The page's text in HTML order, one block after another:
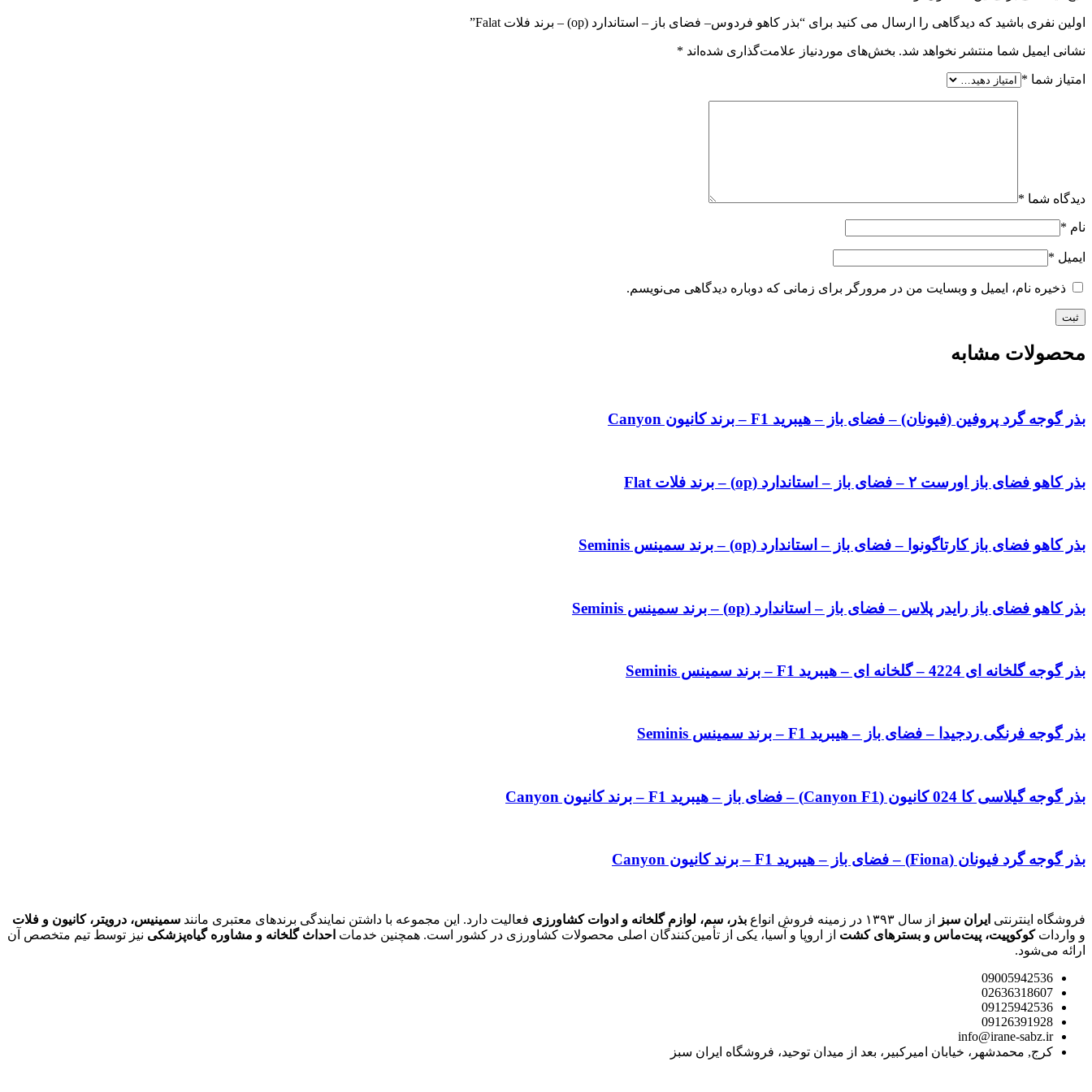
اولین نفری باشید که دیدگاهی را ارسال می کنید برای “بذر کاهو فردوس– فضای باز – استاندارد (op) – برند فلات Falat”
نشانی ایمیل شما منتشر نخواهد شد. بخش‌های موردنیاز علامت‌گذاری شده‌اند *
امتیاز شما *
دیدگاه شما *
نام *
ایمیل *
ذخیره نام، ایمیل و وبسایت من در مرورگر برای زمانی که دوباره دیدگاهی می‌نویسم.
محصولات مشابه
بذر گوجه گرد پروفین (فیونان) – فضای باز – هیبرید F1 – برند کانیون Canyon
بذر کاهو فضای باز اورست ۲ – فضای باز – استاندارد (op) – برند فلات Flat
بذر کاهو فضای باز کارتاگونوا – فضای باز – استاندارد (op) – برند سمینس Seminis
بذر کاهو فضای باز رایدر پلاس – فضای باز – استاندارد (op) – برند سمینس Seminis
بذر گوجه گلخانه ای 4224 – گلخانه ای – هیبرید F1 – برند سمینس Seminis
بذر گوجه فرنگی ردجیدا – فضای باز – هیبرید F1 – برند سمینس Seminis
بذر گوجه گیلاسی کا 024 کانیون (Canyon F1) – فضای باز – هیبرید F1 – برند کانیون Canyon
بذر گوجه گرد فیونان (Fiona) – فضای باز – هیبرید F1 – برند کانیون Canyon
فروشگاه اینترنتی ایران سبز از سال ۱۳۹۳ در زمینه فروش انواع بذر، سم، لوازم گلخانه و ادوات کشاورزی فعالیت دارد. این مجموعه با داشتن نمایندگی برندهای معتبری مانند سمینیس، درویتر، کانیون و فلات
و وارداتکوکوپیت، پیت‌ماس و بسترهای کشت از اروپا و آسیا، یکی از تأمین‌کنندگان اصلی محصولات کشاورزی در کشور است. همچنین خدمات احداث گلخانه و مشاوره گیاه‌پزشکی نیز توسط تیم متخصص آن
ارائه می‌شود.
09005942536
02636318607
09125942536
09126391928
info@irane-sabz.ir
کرج, محمدشهر، خیابان امیرکبیر، بعد از میدان توحید، فروشگاه ایران سبز